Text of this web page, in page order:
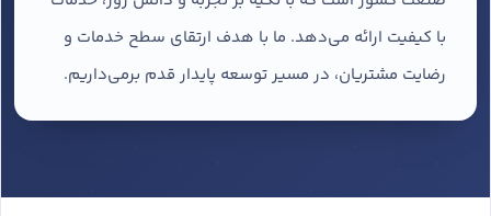
با کیفیت ارائه می‌دهد. ما با هدف ارتقای سطح خدمات و
رضایت مشتریان، در مسیر توسعه پایدار قدم برمی‌داریم.